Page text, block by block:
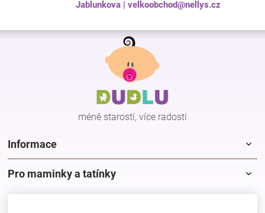
Jablunkova | velkoobchod@nellys.cz
Z
méně starostí, více radostí
Informace
Pro maminky a tatínky